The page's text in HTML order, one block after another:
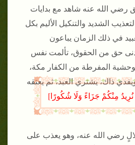
رضي الله عنه شاهد مع بدايات
الشديد والتنكيل الأليم بكل
في ذلك الزمان يباعون
حق من الحقوق، تألمت نفس
المفرطة من الكفار مكة،
ذاك، يشتري العبد، ثم يعتقه
نُرِيدُ مِنْكُمْ جَزَاءً وَلَا شُكُورًا]
رضي الله عنه، وهو يعذب على